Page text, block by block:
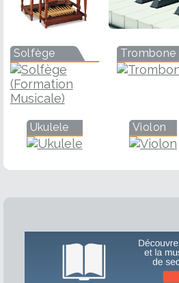
Solfège Trombone
Ukulele Violon